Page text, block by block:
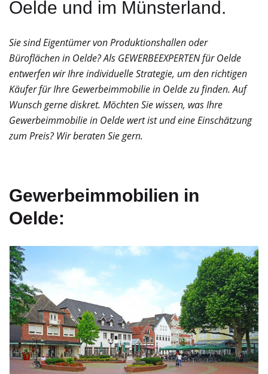
Oelde und im Münsterland.
Sie sind Eigentümer von Produktionshallen oder
Büroflächen in Oelde? Als GEWERBEEXPERTEN für Oelde
entwerfen wir Ihre individuelle Strategie, um den richtigen
Käufer für Ihre Gewerbeimmobilie in Oelde zu finden. Auf
Wunsch gerne diskret. Möchten Sie wissen, was Ihre
Gewerbeimmobilie in Oelde wert ist und eine Einschätzung
zum Preis? Wir beraten Sie gern.
Gewerbeimmobilien in
Oelde: